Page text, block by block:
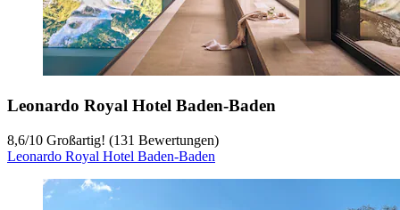
Leonardo Royal Hotel Baden-Baden
8,6/10 Großartig! (131 Bewertungen)
Leonardo Royal Hotel Baden-Baden